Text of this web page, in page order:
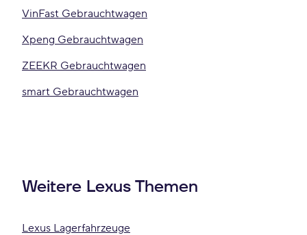
VinFast Gebrauchtwagen
Xpeng Gebrauchtwagen
ZEEKR Gebrauchtwagen
smart Gebrauchtwagen
Weitere Lexus Themen
Lexus Lagerfahrzeuge